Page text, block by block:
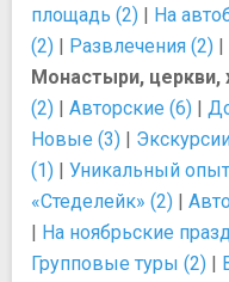
площадь (2) | На
(2) | Развлечения (2) |
Монастыри, церкви,
(2) | Авторские (6) |
Новые (3) |
(1) | Уникальный
«Стеделейк» (2) |
| На ноябрьские
Групповые туры (2) |